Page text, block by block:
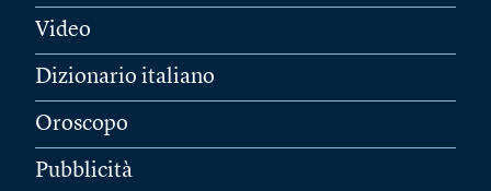
Video
Dizionario italiano
Oroscopo
Pubblicità